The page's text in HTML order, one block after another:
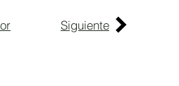
Siguiente